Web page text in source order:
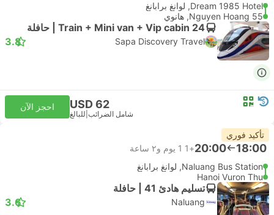
Dream 1985 Hotel, لوانغ برابانغ
55 Nguyen Hoang, هانوي
Train + Mini van + Vip cabin 24 | حافلة
Sapa Discovery Travel
3.8
USD 62
شامل الضرائب للبالغ
احجز الآن
تأكيد فوري
18:00
20:00
+1
1 يوم و٢ ساعة
Naluang Bus Station, لوانغ برابانغ
Hanoi Vuron Thu
تسليم هادئ 41 | حافلة
Naluang
3.6